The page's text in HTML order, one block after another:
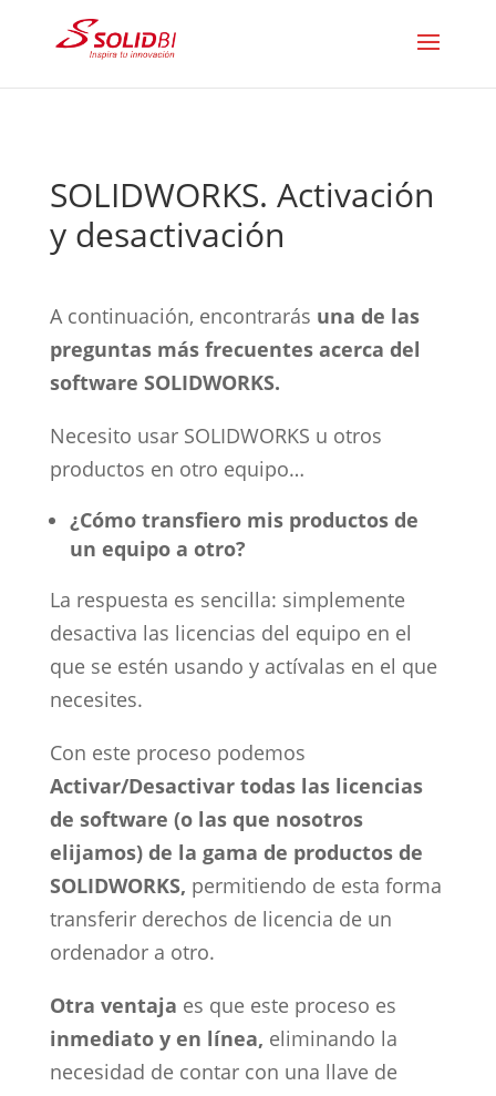
SOLIDWORKS. Activación
y desactivación
A continuación, encontrarás una de las
preguntas más frecuentes acerca del
software SOLIDWORKS.
Necesito usar SOLIDWORKS u otros
productos en otro equipo…
¿Cómo transfiero mis productos de
un equipo a otro?
La respuesta es sencilla: simplemente
desactiva las licencias del equipo en el
que se estén usando y actívalas en el que
necesites.
Con este proceso podemos
Activar/Desactivar todas las licencias
de software (o las que nosotros
elijamos) de la gama de productos de
SOLIDWORKS, permitiendo de esta forma
transferir derechos de licencia de un
ordenador a otro.
Otra ventaja es que este proceso es
inmediato y en línea, eliminando la
necesidad de contar con una llave de